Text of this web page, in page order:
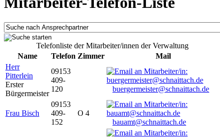
Telefonliste der Mitarbeiter/innen der Verwaltung
Name
Telefon Zimmer
Mail
Herr
Pitterlein
Erster
Bürgermeister
09153
409-
120
buergermeister@schnaittach.de
Frau Bisch
09153
409-
152
O 4
bauamt@schnaittach.de